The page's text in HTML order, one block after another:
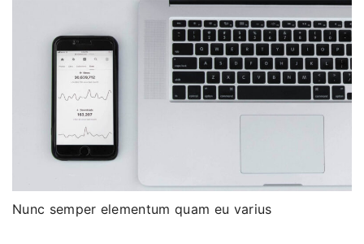
Nunc semper elementum quam eu varius